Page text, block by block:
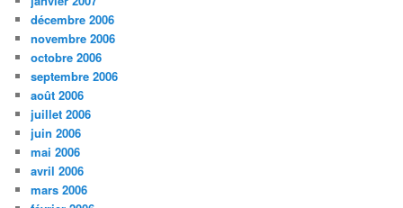
décembre 2006
novembre 2006
octobre 2006
septembre 2006
août 2006
juillet 2006
juin 2006
mai 2006
avril 2006
mars 2006